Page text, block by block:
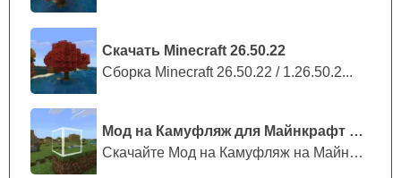
Скачать Minecraft 26.50.22
Сборка Minecraft 26.50.22 / 1.26.50.2...
Мод на Камуфляж для Майнкрафт ПЕ
Скачайте Мод на Камуфляж на Майнкрафт...
этом необходимо присесть.